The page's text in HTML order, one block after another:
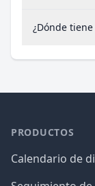
¿Dónde
PRODUCTOS
Calendario de